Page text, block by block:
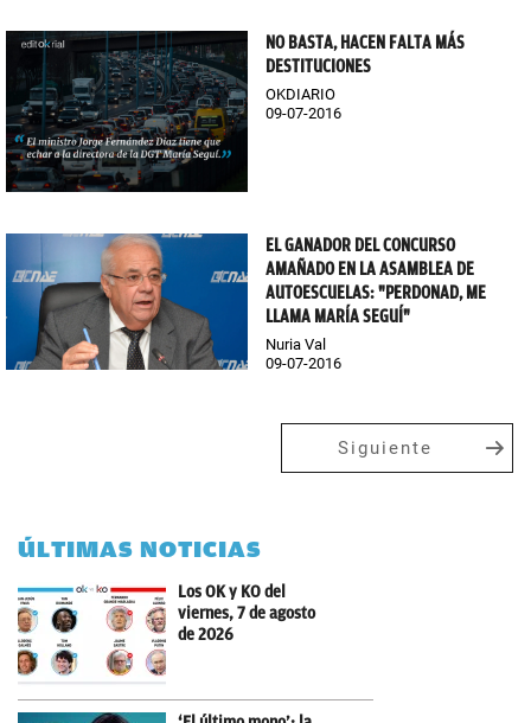
NO BASTA, HACEN FALTA MÁS
DESTITUCIONES
OKDIARIO
09-07-2016
EL GANADOR DEL CONCURSO
AMAÑADO EN LA ASAMBLEA DE
AUTOESCUELAS: "PERDONAD, ME
LLAMA MARÍA SEGUÍ"
Nuria Val
09-07-2016
Siguiente
ÚLTIMAS NOTICIAS
Los OK y KO del
viernes, 7 de agosto
de 2026